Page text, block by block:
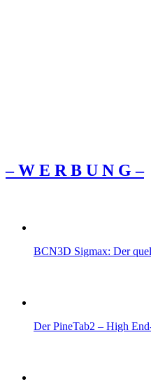
– W Ε R Β U Ν G –
BCN3D Sigmax: Der
Der PineTab2 – High